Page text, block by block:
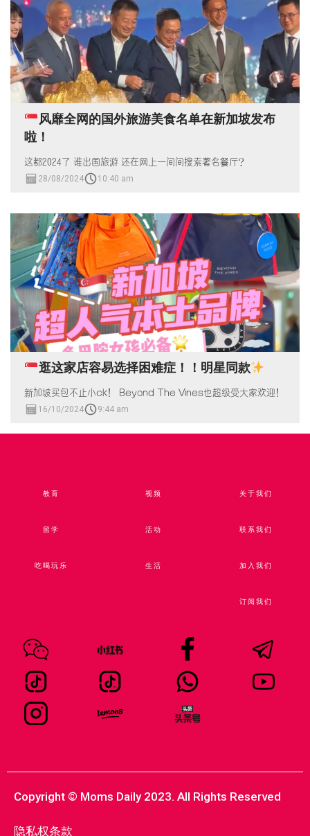
风靡全网的国外旅游美食名单在新加坡发布
啦！
28/08/2024 10:40 am
逛这家店容易选择困难症！！明星同款
新加坡买包不止小ck！ Beyond The Vines也超级受大家欢迎！
16/10/2024 9:44 am
教育
留学
吃喝玩乐
视频​
活动
生活
关于我们
联系我们
加入我们
订阅我们
Copyright © Moms Daily 2023. All Rights Reserved
隐私权条款